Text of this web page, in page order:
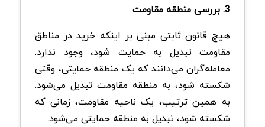
3. بررسی منطقه مقاومت
هیچ قانون ثابتی مبنی بر اینکه خرید در مناطق
مقاومت تبدیل به حمایت شود، وجود ندارد.
معامله‌گران می‌دانند که یک منطقه حمایتی، وقتی
شکسته شود، به منطقه مقاومت تبدیل می‌شود.
به همین ترتیب، یک ناحیه مقاومت، زمانی که
شکسته شود، تبدیل به منطقه حمایتی می‌شود.